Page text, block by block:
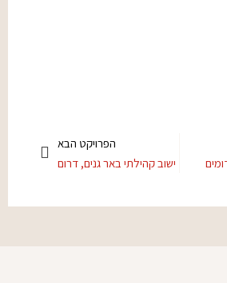
הפרויקט הבא
ישוב קהילתי באר גנים, דרום